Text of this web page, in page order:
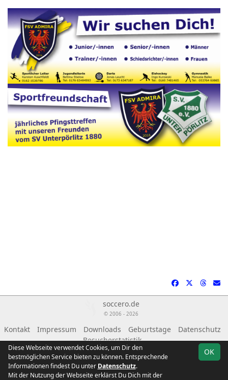
soccero.de
© 2006 - 2026
Kontakt Impressum Downloads Geburtstage
Datenschutz
Besucherstatistik
OK
Diese Webseite verwendet Cookies, um Dir den
bestmöglichen Service bieten zu können. Entsprechende
Informationen findest Du unter Datenschutz.
Mit der Nutzung der Webseite erklärst Du Dich mit der